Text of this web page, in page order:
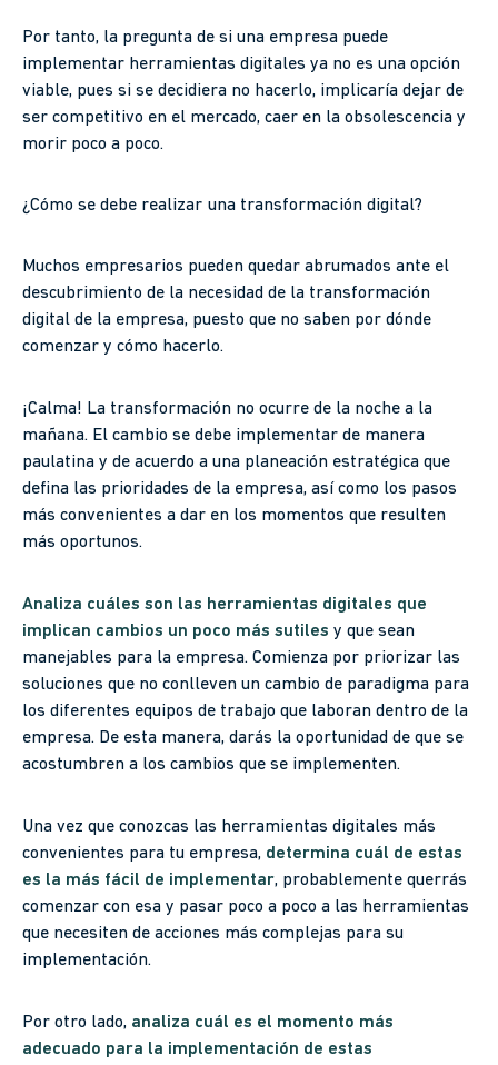
Por tanto, la pregunta de si una empresa puede
implementar herramientas digitales ya no es una opción
viable, pues si se decidiera no hacerlo, implicaría dejar de
ser competitivo en el mercado, caer en la obsolescencia y
morir poco a poco.
¿Cómo se debe realizar una transformación digital?
Muchos empresarios pueden quedar abrumados ante el
descubrimiento de la necesidad de la transformación
digital de la empresa, puesto que no saben por dónde
comenzar y cómo hacerlo.
¡Calma! La transformación no ocurre de la noche a la
mañana. El cambio se debe implementar de manera
paulatina y de acuerdo a una planeación estratégica que
defina las prioridades de la empresa, así como los pasos
más convenientes a dar en los momentos que resulten
más oportunos.
Analiza cuáles son las herramientas digitales que
implican cambios un poco más sutiles y que sean
manejables para la empresa. Comienza por priorizar las
soluciones que no conlleven un cambio de paradigma para
los diferentes equipos de trabajo que laboran dentro de la
empresa. De esta manera, darás la oportunidad de que se
acostumbren a los cambios que se implementen.
Una vez que conozcas las herramientas digitales más
convenientes para tu empresa, determina cuál de estas
es la más fácil de implementar, probablemente querrás
comenzar con esa y pasar poco a poco a las herramientas
que necesiten de acciones más complejas para su
implementación.
Por otro lado, analiza cuál es el momento más
adecuado para la implementación de estas